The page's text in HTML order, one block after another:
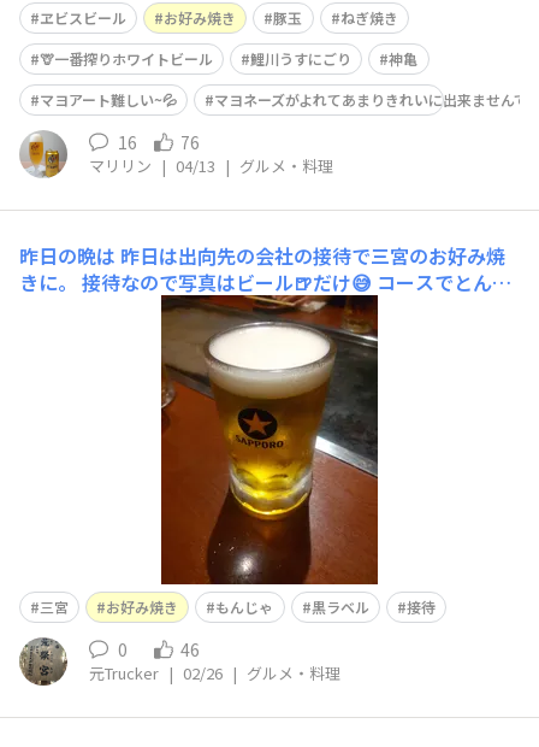
ヱビスビール お好み焼き 豚玉
ねぎ焼き
🦒一番搾りホワイトビール
鯉川うすにごり
神亀
マヨアート難しい~💦
マヨネーズがよれてあまりきれいに出来ませんで
16 76
マリリン | 04/13 | グルメ・料理
昨日の晩は 昨日は出向先の会社の接待で三宮のお好み焼
きに。 接待なので写真はビール🍺だけ😅 コースでとんぺ
い、お好み焼き、もんじゃ、そばめしとあれこれ堪能しま
三宮 お好み焼き もんじゃ 黒ラベル 接待
0 46
元Trucker | 02/26 | グルメ・料理